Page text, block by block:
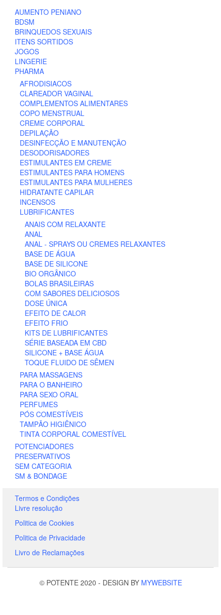
AUMENTO PENIANO
BDSM
BRINQUEDOS SEXUAIS
ITENS SORTIDOS
JOGOS
LINGERIE
PHARMA
AFRODISIACOS
CLAREADOR VAGINAL
COMPLEMENTOS ALIMENTARES
COPO MENSTRUAL
CREME CORPORAL
DEPILAÇÃO
DESINFECÇÃO E MANUTENÇÃO
DESODORISADORES
ESTIMULANTES EM CREME
ESTIMULANTES PARA HOMENS
ESTIMULANTES PARA MULHERES
HIDRATANTE CAPILAR
INCENSOS
LUBRIFICANTES
ANAIS COM RELAXANTE
ANAL
ANAL - SPRAYS OU CREMES RELAXANTES
BASE DE ÁGUA
BASE DE SILICONE
BIO ORGÂNICO
BOLAS BRASILEIRAS
COM SABORES DELICIOSOS
DOSE ÚNICA
EFEITO DE CALOR
EFEITO FRIO
KITS DE LUBRIFICANTES
SÉRIE BASEADA EM CBD
SILICONE + BASE ÁGUA
TOQUE FLUIDO DE SÊMEN
PARA MASSAGENS
PARA O BANHEIRO
PARA SEXO ORAL
PERFUMES
PÓS COMESTÍVEIS
TAMPÃO HIGIÊNICO
TINTA CORPORAL COMESTÍVEL
POTENCIADORES
PRESERVATIVOS
SEM CATEGORIA
SM & BONDAGE
Termos e Condições
Livre resolução
Politica de Cookies
Politica de Privacidade
Livro de Reclamações
© POTENTE 2020 - DESIGN BY MYWEBSITE